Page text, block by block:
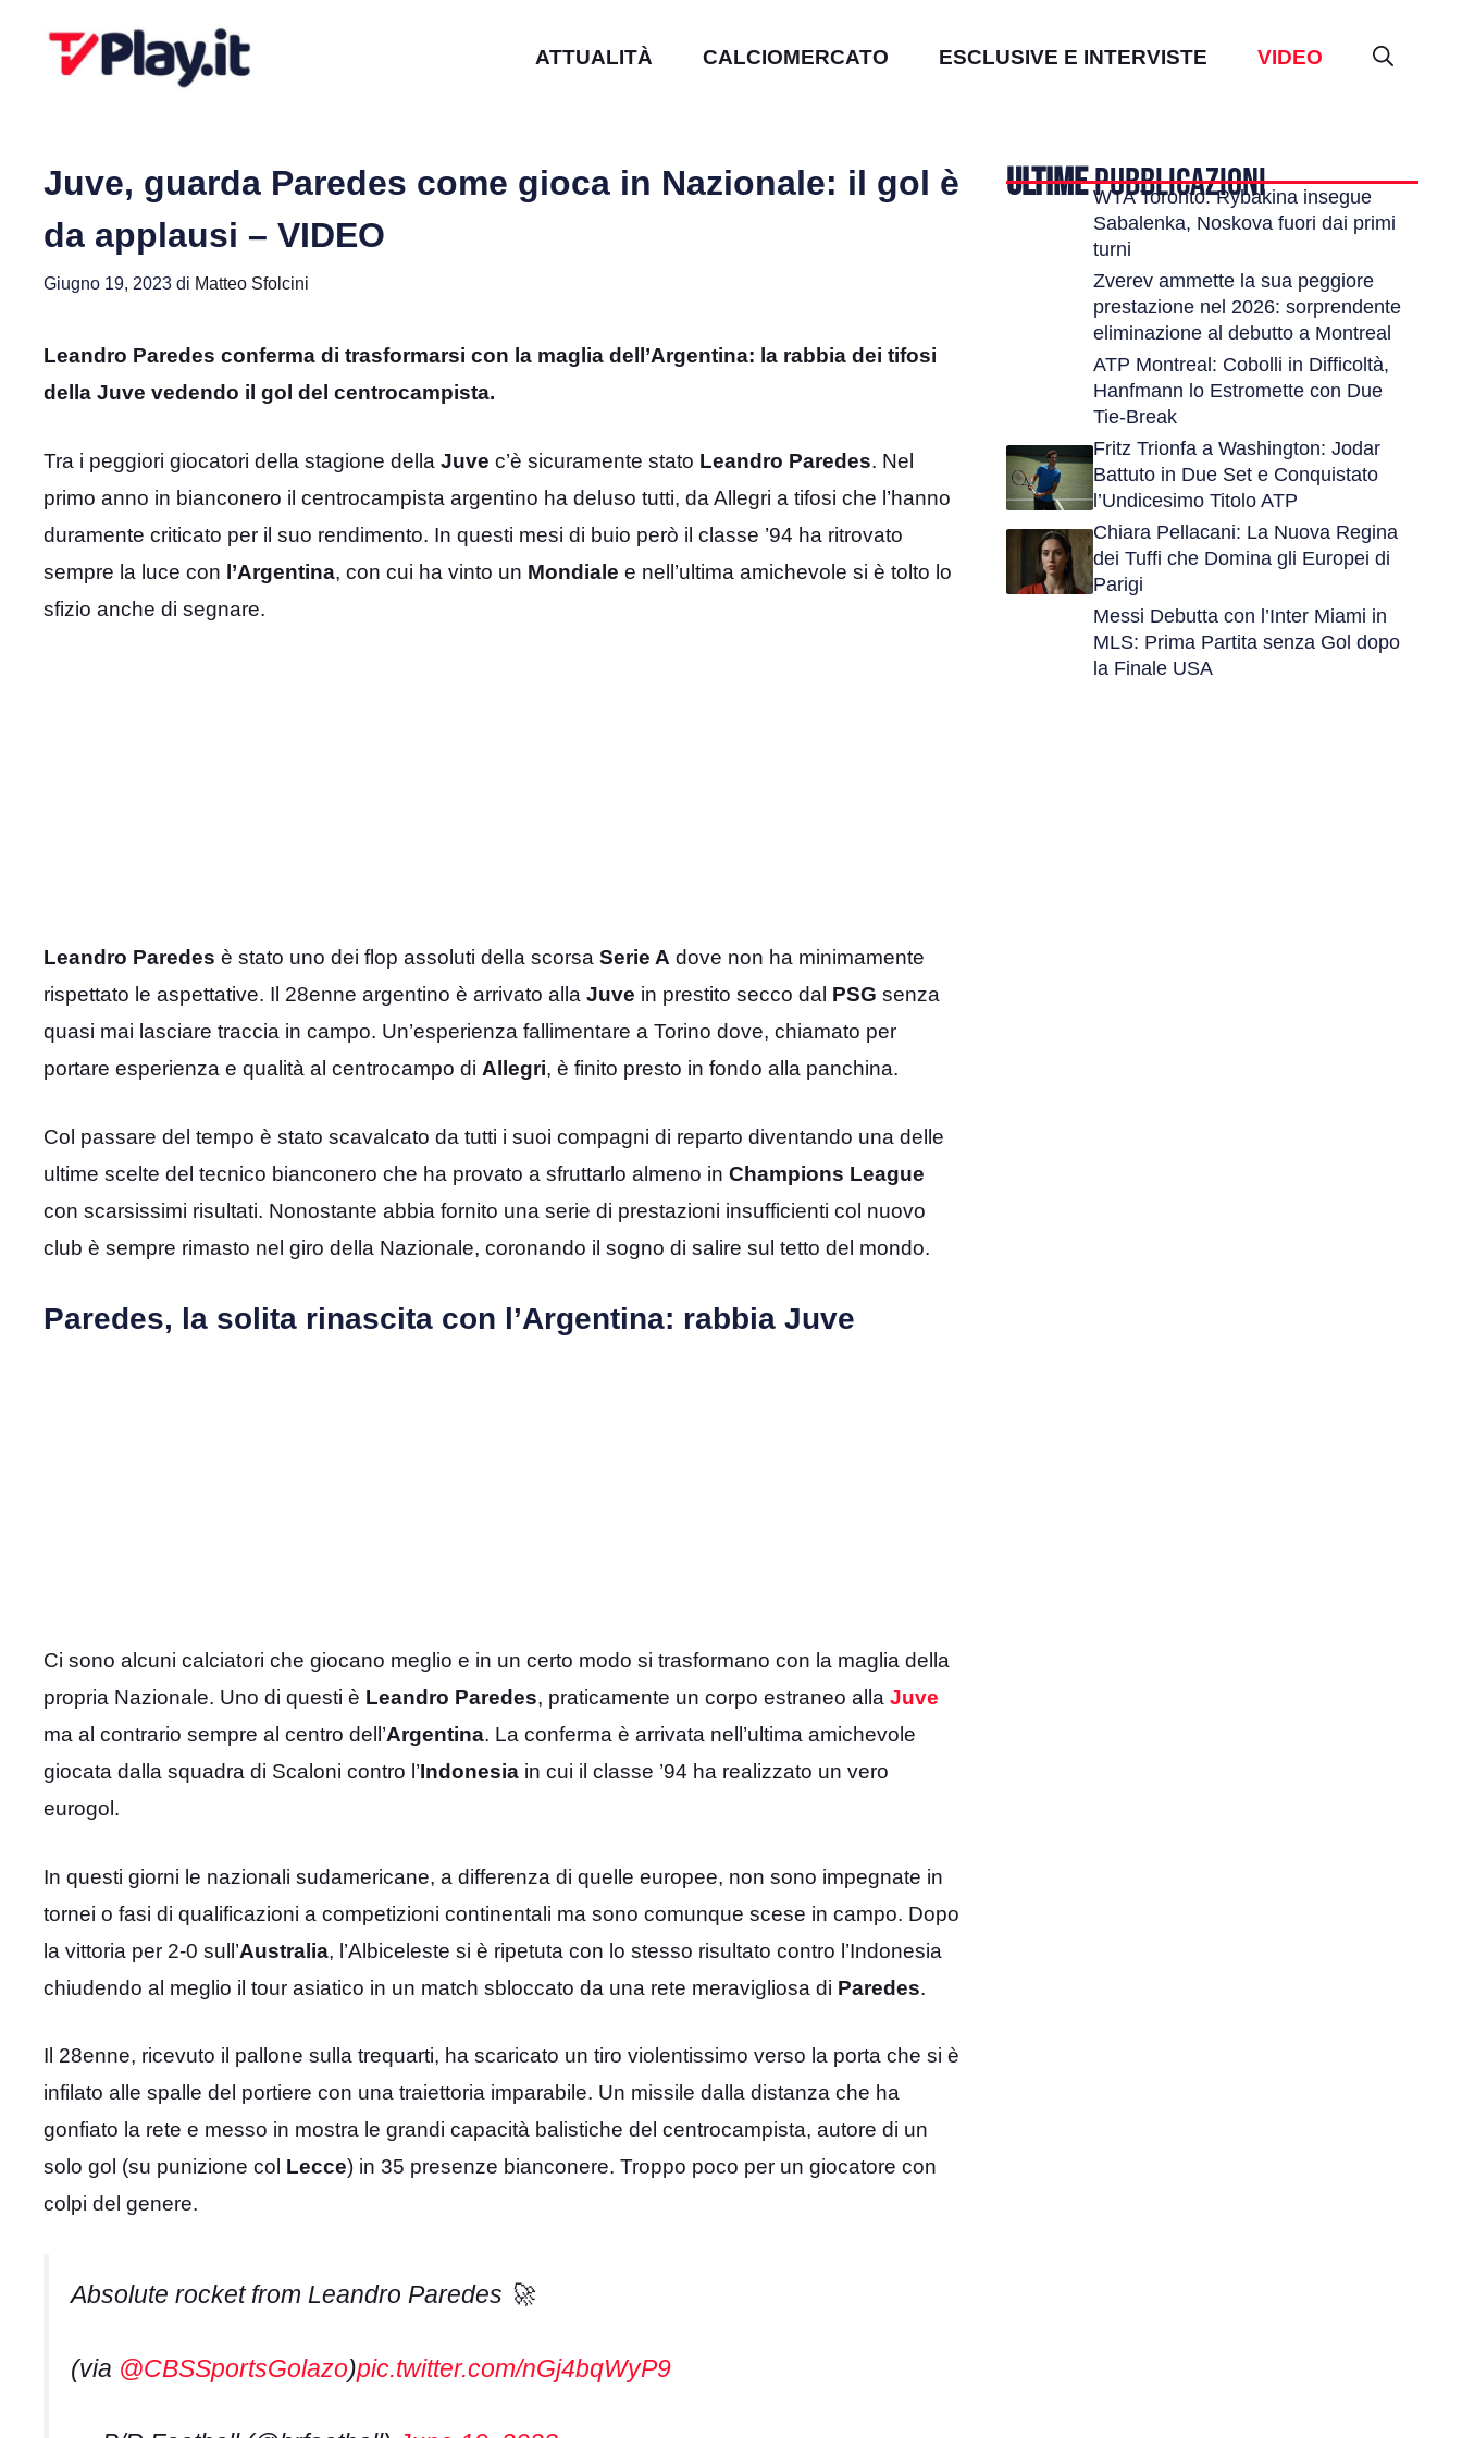
ATTUALITÀ CALCIOMERCATO ESCLUSIVE E INTERVISTE VIDEO
Juve, guarda Paredes come gioca in Nazionale: il gol è
da applausi – VIDEO
Giugno 19, 2023 di Matteo Sfolcini
Leandro Paredes conferma di trasformarsi con la maglia dell’Argentina: la rabbia dei tifosi
della Juve vedendo il gol del centrocampista.
Tra i peggiori giocatori della stagione della Juve c’è sicuramente stato Leandro Paredes. Nel
primo anno in bianconero il centrocampista argentino ha deluso tutti, da Allegri a tifosi che l’hanno
duramente criticato per il suo rendimento. In questi mesi di buio però il classe ’94 ha ritrovato
sempre la luce con l’Argentina, con cui ha vinto un Mondiale e nell’ultima amichevole si è tolto lo
sfizio anche di segnare.
Leandro Paredes è stato uno dei flop assoluti della scorsa Serie A dove non ha minimamente
rispettato le aspettative. Il 28enne argentino è arrivato alla Juve in prestito secco dal PSG senza
quasi mai lasciare traccia in campo. Un’esperienza fallimentare a Torino dove, chiamato per
portare esperienza e qualità al centrocampo di Allegri, è finito presto in fondo alla panchina.
Col passare del tempo è stato scavalcato da tutti i suoi compagni di reparto diventando una delle
ultime scelte del tecnico bianconero che ha provato a sfruttarlo almeno in Champions League
con scarsissimi risultati. Nonostante abbia fornito una serie di prestazioni insufficienti col nuovo
club è sempre rimasto nel giro della Nazionale, coronando il sogno di salire sul tetto del mondo.
Paredes, la solita rinascita con l’Argentina: rabbia Juve
Ci sono alcuni calciatori che giocano meglio e in un certo modo si trasformano con la maglia della
propria Nazionale. Uno di questi è Leandro Paredes, praticamente un corpo estraneo alla Juve
ma al contrario sempre al centro dell’Argentina. La conferma è arrivata nell’ultima amichevole
giocata dalla squadra di Scaloni contro l’Indonesia in cui il classe ’94 ha realizzato un vero
eurogol.
In questi giorni le nazionali sudamericane, a differenza di quelle europee, non sono impegnate in
tornei o fasi di qualificazioni a competizioni continentali ma sono comunque scese in campo. Dopo
la vittoria per 2-0 sull’Australia, l’Albiceleste si è ripetuta con lo stesso risultato contro l’Indonesia
chiudendo al meglio il tour asiatico in un match sbloccato da una rete meravigliosa di Paredes.
Il 28enne, ricevuto il pallone sulla trequarti, ha scaricato un tiro violentissimo verso la porta che si è
infilato alle spalle del portiere con una traiettoria imparabile. Un missile dalla distanza che ha
gonfiato la rete e messo in mostra le grandi capacità balistiche del centrocampista, autore di un
solo gol (su punizione col Lecce) in 35 presenze bianconere. Troppo poco per un giocatore con
colpi del genere.
Absolute rocket from Leandro Paredes 🚀
(via @CBSSportsGolazo)pic.twitter.com/nGj4bqWyP9
ULTIMEPUBBLICAZIONI
WTA Toronto: Rybakina insegue
Sabalenka, Noskova fuori dai primi
turni
Zverev ammette la sua peggiore
prestazione nel 2026: sorprendente
eliminazione al debutto a Montreal
ATP Montreal: Cobolli in Difficoltà,
Hanfmann lo Estromette con Due
Tie-Break
Fritz Trionfa a Washington: Jodar
Battuto in Due Set e Conquistato
l’Undicesimo Titolo ATP
Chiara Pellacani: La Nuova Regina
dei Tuffi che Domina gli Europei di
Parigi
Messi Debutta con l’Inter Miami in
MLS: Prima Partita senza Gol dopo
la Finale USA